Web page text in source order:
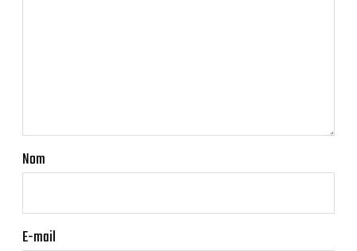
Nom
E-mail